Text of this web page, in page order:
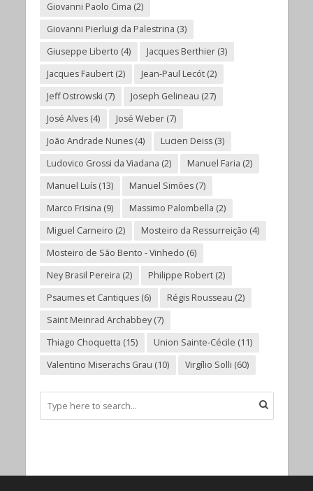
Giovanni Paolo Cima (2)
Giovanni Pierluigi da Palestrina (3)
Giuseppe Liberto (4) Jacques Berthier(3)
Jacques Faubert(2) Jean-Paul Lecót(2)
Jeff Ostrowski (7) Joseph Gelineau (27)
José Alves(4) José Weber(7)
João Andrade Nunes(4) Lucien Deiss(3)
Ludovico Grossi da Viadana (2) Manuel Faria (2)
Manuel Luís(13) Manuel Simões(7)
Marco Frisina (9) Massimo Palombella (2)
Miguel Carneiro (2) Mosteiro da Ressurreição (4)
Mosteiro de São Bento - Vinhedo (6)
Ney Brasil Pereira (2) Philippe Robert(2)
Psaumes et Cantiques(6) Régis Rousseau (2)
Saint Meinrad Archabbey(7)
Thiago Choquetta (15) Union Sainte-Cécile (11)
Valentino Miserachs Grau (10) Virgílio Solli (60)